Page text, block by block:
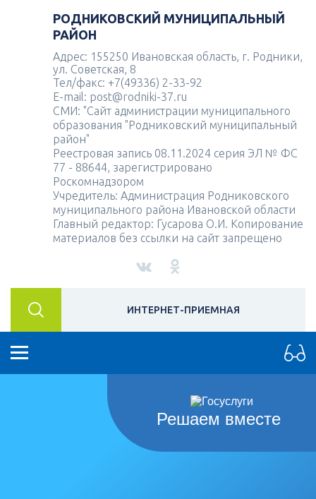
РОДНИКОВСКИЙ МУНИЦИПАЛЬНЫЙ
РАЙОН
Адрес: 155250 Ивановская область, г. Родники,
ул. Советская, 8
Тел/факс: +7(49336) 2-33-92
E-mail: post@rodniki-37.ru
СМИ: "Сайт администрации муниципального
образования "Родниковский муниципальный
район"
Реестровая запись 08.11.2024 серия ЭЛ № ФС
77 - 88644, зарегистрировано
Роскомнадзором
Учредитель: Администрация Родниковского
муниципального района Ивановской области
Главный редактор: Гусарова О.И. Копирование
материалов без ссылки на сайт запрещено
ИНТЕРНЕТ-ПРИЕМНАЯ
Решаем вместе